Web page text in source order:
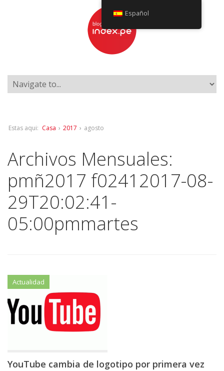
Estas aqui: Casa › 2017 › agosto
Archivos Mensuales:
pmñ2017 f02412017-08-
29T20:02:41-
05:00pmmartes
Actualidad
YouTube cambia de logotipo por primera vez
Español